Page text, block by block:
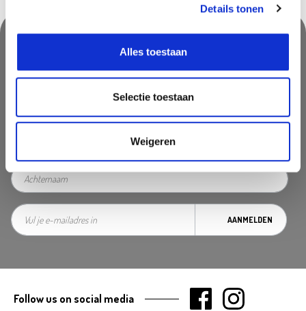
Details tonen
Alles toestaan
Selectie toestaan
Weigeren
Nooit iets van ons missen?
je nu in voor onze nieuwsbrief
AANMELDEN
Follow us on social media